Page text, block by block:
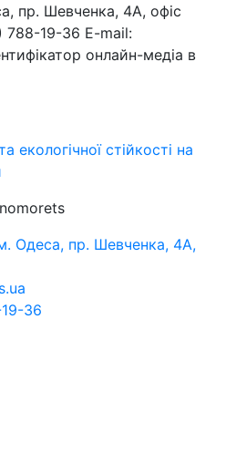
пр. Шевченка, 4А, офіс
788-19-36 E-mail:
онлайн-медіа в
екологічної стійкості на
Одеса, пр. Шевченка, 4А,
36